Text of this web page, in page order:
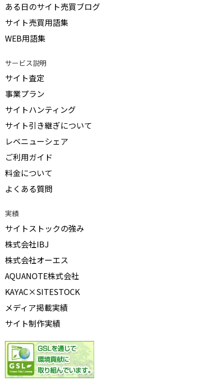
ある日のサイト売買ブログ
サイト売買用語集
WEB用語集
サービス説明
サイト査定
事業プラン
サイトハンティング
サイト引き継ぎについて
レベニューシェア
ご利用ガイド
料金について
よくある質問
実績
サイトストックの強み
株式会社IBJ
株式会社オーエス
AQUANOTE株式会社
KAYAC×SITESTOCK
メディア掲載実績
サイト制作実績